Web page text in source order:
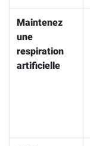
Maintenez
une
respiration
artificielle